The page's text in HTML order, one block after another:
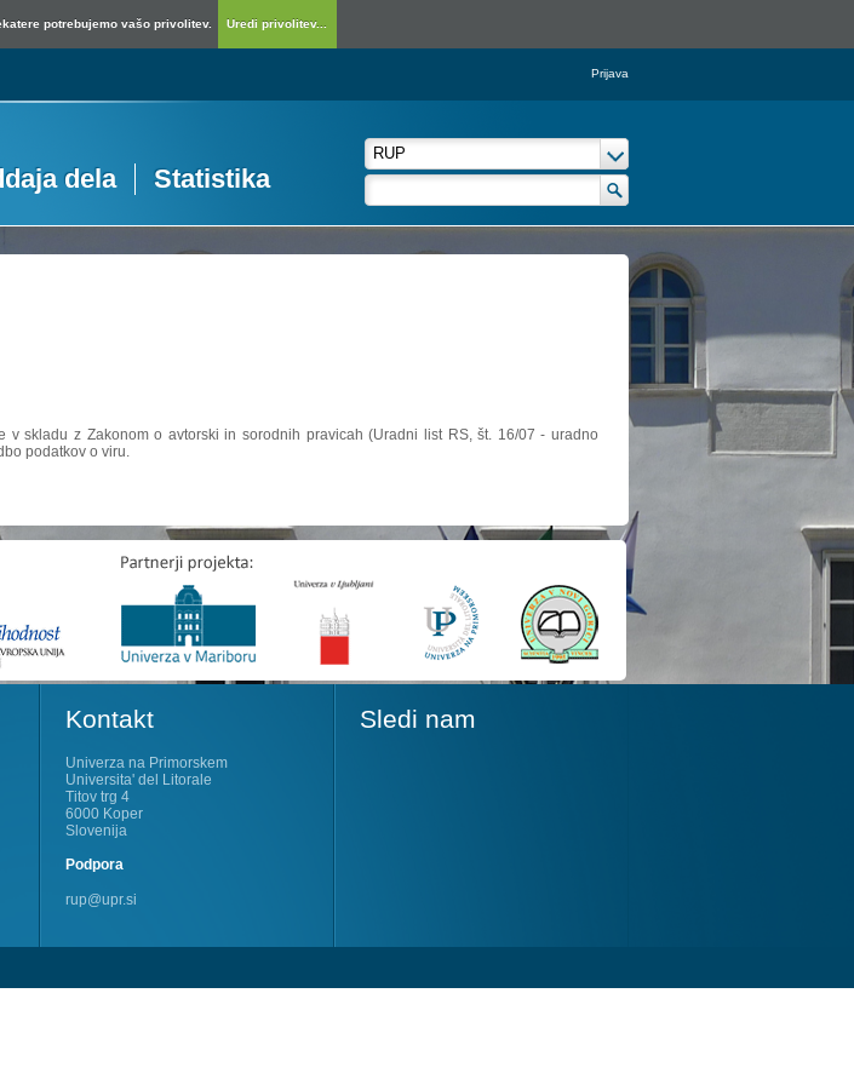
potrebujemo vašo privolitev. Uredi privolitev...
Prijava
dela Statistika
skladu z Zakonom o avtorski in sorodnih pravicah (Uradni list RS, št. 16/07 - uradno
podatkov o viru.
Kontakt
Univerza na Primorskem
Universita' del Litorale
Titov trg 4
6000 Koper
Slovenija
Podpora
rup@upr.si
Sledi nam